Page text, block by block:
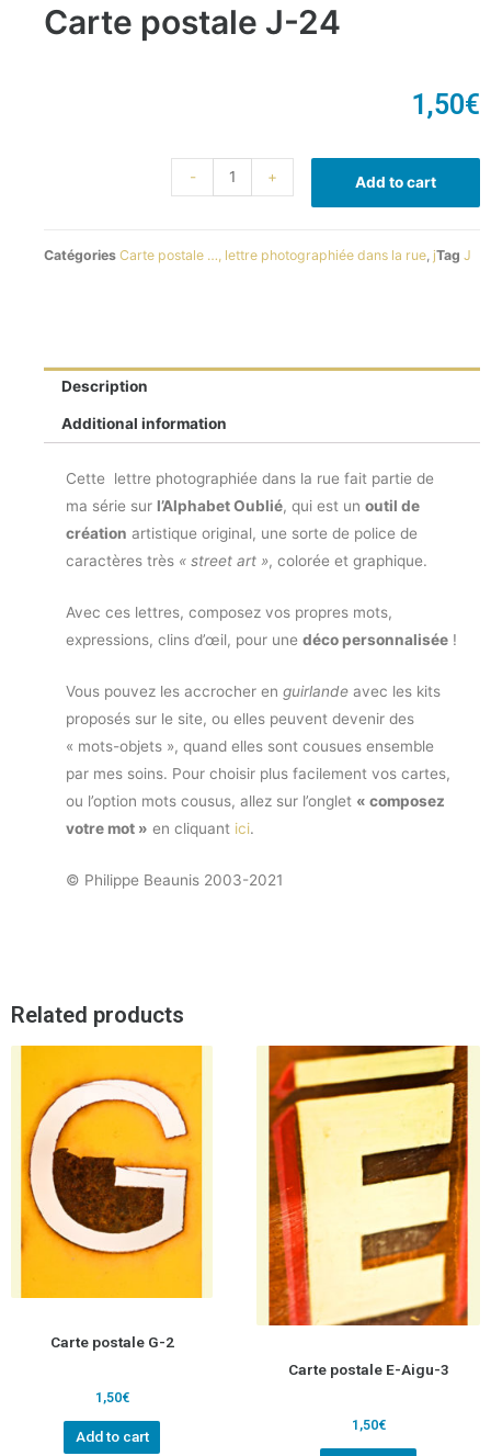
Carte postale J-24
1,50€
- + Add to cart
Catégories Carte postale …, lettre photographiée dans la rue jTag J
Description
Additional information
Cette lettre photographiée dans la rue fait partie de
ma série sur l’Alphabet Oublié, qui est un outil de
création artistique original, une sorte de police de
caractères très « street art », colorée et graphique.
Avec ces lettres, composez vos propres mots,
expressions, clins d’œil, pour une déco personnalisée !
Vous pouvez les accrocher en guirlande avec les kits
proposés sur le site, ou elles peuvent devenir des
« mots-objets », quand elles sont cousues ensemble
par mes soins. Pour choisir plus facilement vos cartes,
ou l’option mots cousus, allez sur l’onglet « composez
votre mot » en cliquant ici.
© Philippe Beaunis 2003-2021
Related products
Carte postale G-2
1,50€
Add to cart
Carte postale E-Aigu-3
1,50€